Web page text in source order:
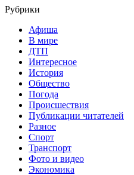
Рубрики
Афиша
В мире
ДТП
Интересное
История
Общество
Погода
Происшествия
Публикации читателей
Разное
Спорт
Транспорт
Фото и видео
Экономика